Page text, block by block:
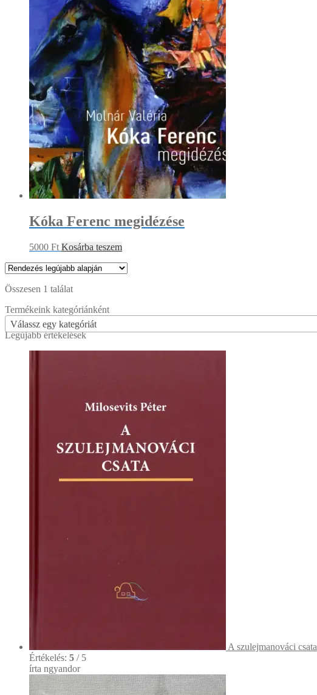
Kóka Ferenc megidézése
5000 Ft Kosárba teszem
Összesen 1 találat
Termékeink kategóriánként
Válassz egy kategóriát
Legújabb értékelések
A szulejmanováci csata
Értékelés: 5 / 5
írta ngyandor